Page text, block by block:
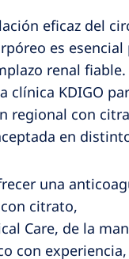
eficaz del
es esencial
renal fiable.
clínica KDIGO
regional con
en
una
citrato,
Care, de la
con